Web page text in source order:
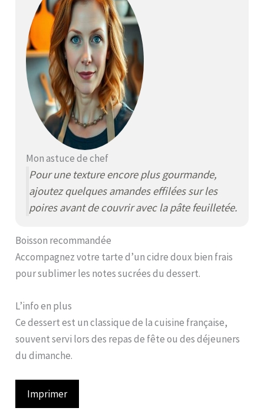
Mon astuce de chef
Pour une texture encore plus gourmande,
ajoutez quelques amandes effilées sur les
poires avant de couvrir avec la pâte feuilletée.
Boisson recommandée
Accompagnez votre tarte d’un cidre doux bien frais
pour sublimer les notes sucrées du dessert.
L’info en plus
Ce dessert est un classique de la cuisine française,
souvent servi lors des repas de fête ou des déjeuners
du dimanche.
Imprimer